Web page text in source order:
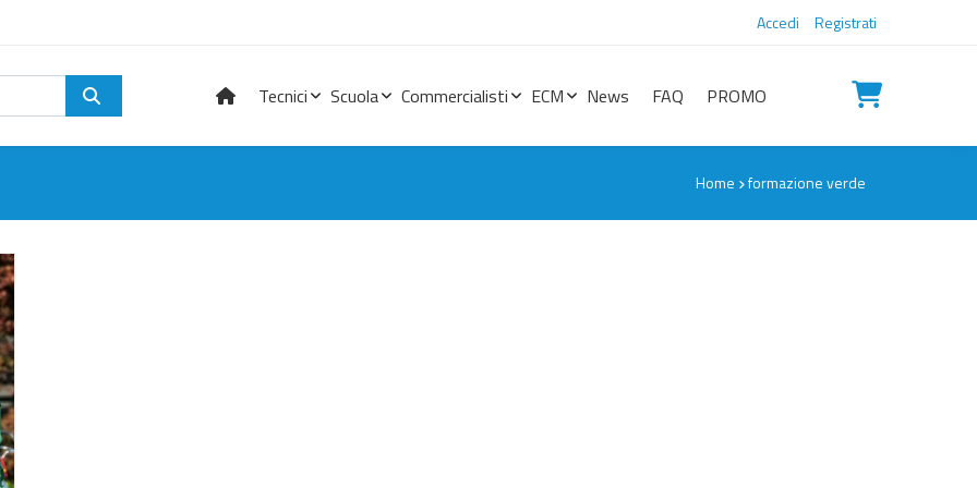
Accedi Registrati
Tecnici Scuola Commercialisti ECM News FAQ PROMO
Home formazione verde